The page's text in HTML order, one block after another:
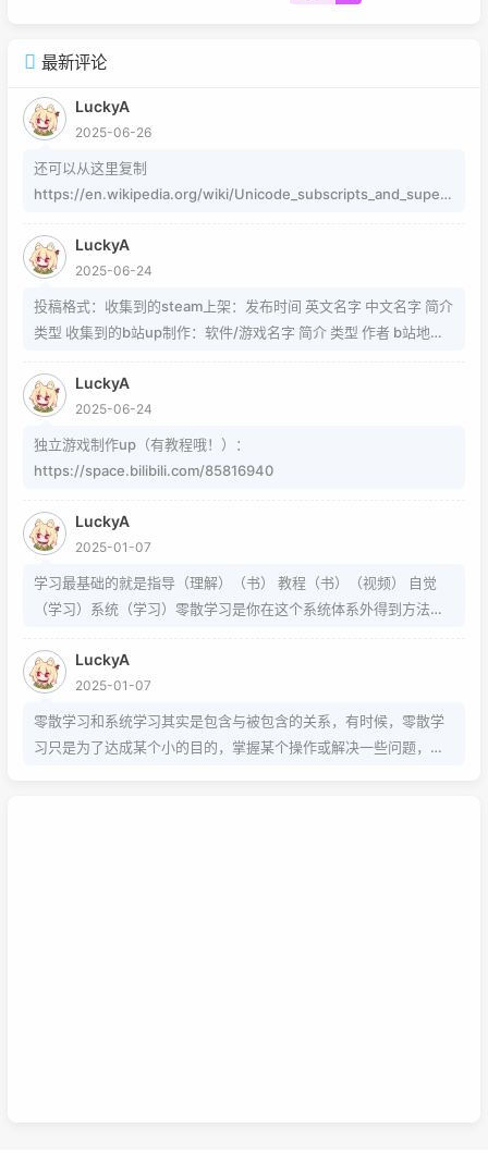
最新评论
LuckyA
2025-06-26
还可以从这里复制
https://en.wikipedia.org/wiki/Unicode_subscripts_and_supers
https://www.jiuwa.net/xzm/ 相关问题可以在这里找到
https://www.zhihu.com/question/54913586/answer/8092801
89 https://www.zhihu.com/question/339693605 事实上用的是
word中的Cambria Math和Helvetica字体弄出来的 但经过试验发
的就不需要我教了 上标:sup 下标:sub 上标:上标文字 下标:下标文字
当然网页中就需要代码了
LuckyA
2025-06-24
投稿格式：收集到的steam上架：发布时间 英文名字 中文名字 简介
类型 收集到的b站up制作：软件/游戏名字 简介 类型 作者 b站地址
LuckyA
2025-06-24
独立游戏制作up（有教程哦！）：
https://space.bilibili.com/85816940
LuckyA
2025-01-07
学习最基础的就是指导（理解）（书） 教程（书）（视频） 自觉
（学习）系统（学习）零散学习是你在这个系统体系外得到方法的
LuckyA
2025-01-07
零散学习和系统学习其实是包含与被包含的关系，有时候，零散学
习只是为了达成某个小的目的，掌握某个操作或解决一些问题，而